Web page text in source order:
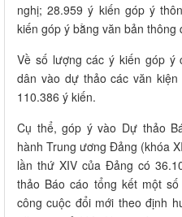
nghị; 28.959 ý kiến góp ý
kiến góp ý bằng văn bản
Về số lượng các ý kiến góp ý
dân vào dự thảo các văn
110.386 ý kiến.
Cụ thể, góp ý vào Dự thảo
hành Trung ương Đảng (khóa
lần thứ XIV của Đảng có
thảo Báo cáo tổng kết một
công cuộc đổi mới theo định